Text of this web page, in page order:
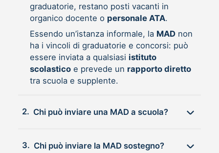
graduatorie, restano posti vacanti in
organico docente o personale ATA.
Essendo un’istanza informale, la MADnon
ha i vincoli di graduatorie e concorsi: può
essere inviata a qualsiasi istituto
scolasticoe prevede un rapporto diretto
tra scuola e supplente.
2. Chi può inviare una MAD a scuola?
3. Chi può inviare la MAD sostegno?